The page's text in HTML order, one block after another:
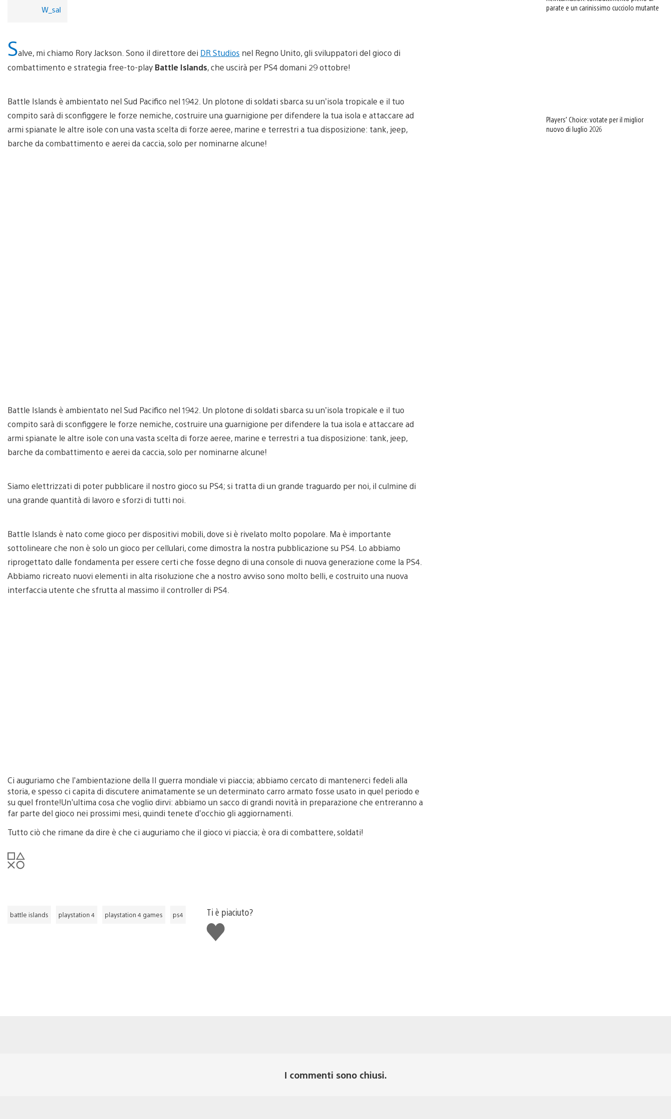
W_sal
Salve, mi chiamo Rory Jackson. Sono il direttore dei DR Studios nel Regno Unito, gli sviluppatori del gioco di
combattimento e strategia free-to-play Battle Islands, che uscirà per PS4 domani 29 ottobre!
Battle Islands è ambientato nel Sud Pacifico nel 1942. Un plotone di soldati sbarca su un’isola tropicale e il tuo
compito sarà di sconfiggere le forze nemiche, costruire una guarnigione per difendere la tua isola e attaccare ad
armi spianate le altre isole con una vasta scelta di forze aeree, marine e terrestri a tua disposizione: tank, jeep,
barche da combattimento e aerei da caccia, solo per nominarne alcune!
Battle Islands è ambientato nel Sud Pacifico nel 1942. Un plotone di soldati sbarca su un’isola tropicale e il tuo
compito sarà di sconfiggere le forze nemiche, costruire una guarnigione per difendere la tua isola e attaccare ad
armi spianate le altre isole con una vasta scelta di forze aeree, marine e terrestri a tua disposizione: tank, jeep,
barche da combattimento e aerei da caccia, solo per nominarne alcune!
Siamo elettrizzati di poter pubblicare il nostro gioco su PS4; si tratta di un grande traguardo per noi, il culmine di
una grande quantità di lavoro e sforzi di tutti noi.
Battle Islands è nato come gioco per dispositivi mobili, dove si è rivelato molto popolare. Ma è importante
sottolineare che non è solo un gioco per cellulari, come dimostra la nostra pubblicazione su PS4. Lo abbiamo
riprogettato dalle fondamenta per essere certi che fosse degno di una console di nuova generazione come la PS4.
Abbiamo ricreato nuovi elementi in alta risoluzione che a nostro avviso sono molto belli, e costruito una nuova
interfaccia utente che sfrutta al massimo il controller di PS4.
Ci auguriamo che l’ambientazione della II guerra mondiale vi piaccia; abbiamo cercato di mantenerci fedeli alla
storia, e spesso ci capita di discutere animatamente se un determinato carro armato fosse usato in quel periodo e
su quel fronte!Un’ultima cosa che voglio dirvi: abbiamo un sacco di grandi novità in preparazione che entreranno a
far parte del gioco nei prossimi mesi, quindi tenete d’occhio gli aggiornamenti.
Tutto ciò che rimane da dire è che ci auguriamo che il gioco vi piaccia; è ora di combattere, soldati!
battle islands playstation 4 playstation 4 games ps4
Ti è piaciuto?
Mi
piace
parate e un carinissimo cucciolo mutante
Players’ Choice: votate per il miglior
nuovo di luglio 2026
I commenti sono chiusi.